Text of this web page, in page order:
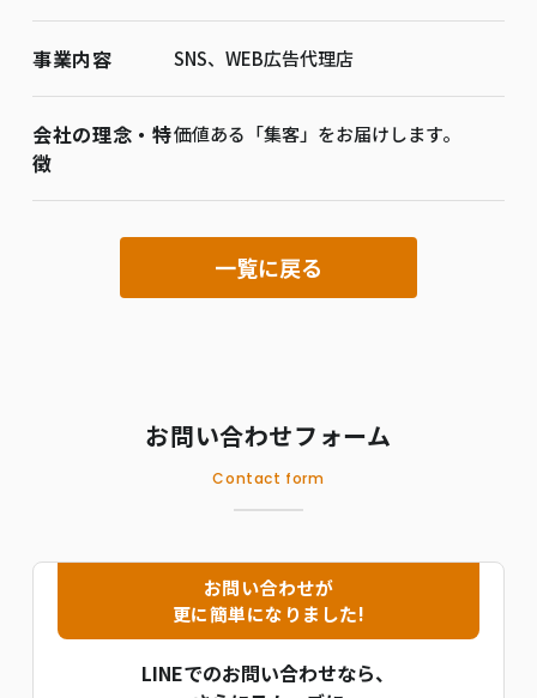
事業内容 SNS、WEB広告代理店
会社の理念・特
徴
価値ある「集客」をお届けします。
一覧に戻る
お問い合わせフォーム
Contact form
お問い合わせが
更に簡単になりました!
LINEでのお問い合わせなら、